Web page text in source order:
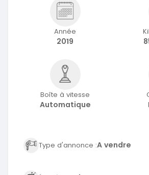
Année
2019
Boîte à vitesse
Automatique
Type d'annonce :A vendre